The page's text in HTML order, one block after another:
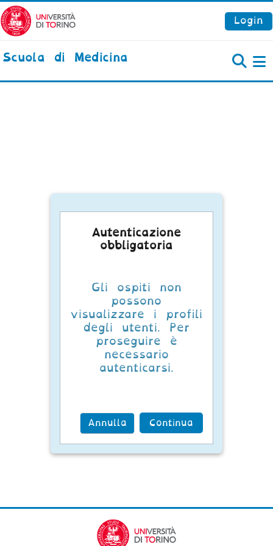
Vai al contenuto principale
Login
Scuola di Medicina
Autenticazione
obbligatoria
Gli ospiti non
possono
visualizzare i profili
degli utenti. Per
proseguire è
necessario
autenticarsi.
Annulla Continua